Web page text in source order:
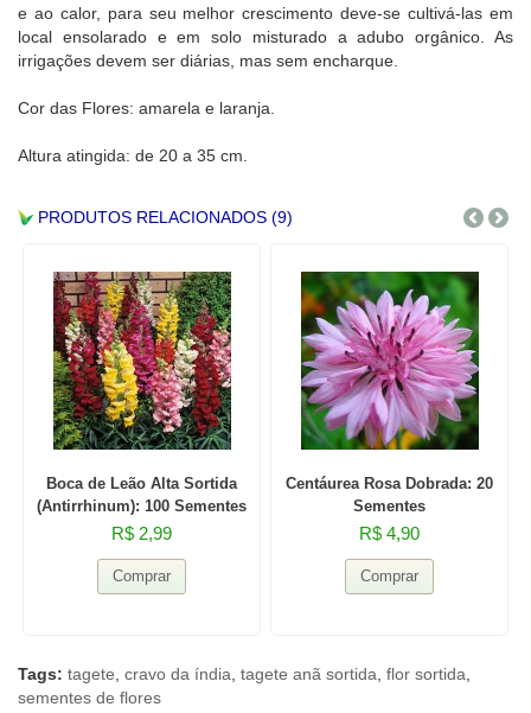
e ao calor, para seu melhor crescimento deve-se cultivá-las em
local ensolarado e em solo misturado a adubo orgânico. As
irrigações devem ser diárias, mas sem encharque.
Cor das Flores: amarela e laranja.
Altura atingida: de 20 a 35 cm.
PRODUTOS RELACIONADOS (9)
Boca de Leão Alta Sortida
(Antirrhinum): 100 Sementes
R$ 2,99
Comprar
Centáurea Rosa Dobrada: 20
Sementes
R$ 4,90
Comprar
Tags: tagete cravo da índia tagete anã sortida flor sortida
sementes de flores